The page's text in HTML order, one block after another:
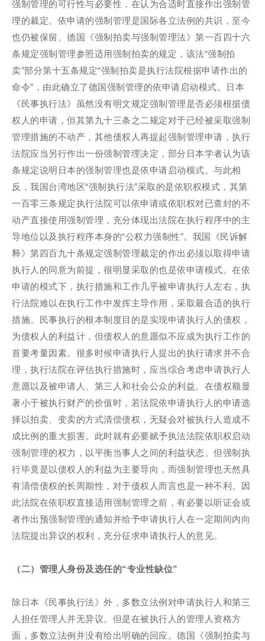
强制管理的可行性与必要性，在认为合适时直接作出强制管
理的裁定。依申请的强制管理是国际各立法例的共识，至今
也仍被保留。德国《强制拍卖与强制管理法》第一百四十六
条规定强制管理参照适用强制拍卖的规定，该法“强制拍
卖”部分第十五条规定“强制拍卖是执行法院根据申请作出的
命令”，由此确立了德国强制管理的依申请启动模式。日本
《民事执行法》虽然没有明文规定强制管理是否必须根据债
权人的申请，但其第九十三条之二规定对于已经被采取强制
管理措施的不动产，其他债权人再提起强制管理申请，执行
法院应当另行作出一份强制管理决定，部分日本学者认为该
条规定说明日本的强制管理也是依申请启动模式。与此相
反，我国台湾地区“强制执行法”采取的是依职权模式，其第
一百零三条规定执行法院可以依申请或依职权对已查封的不
动产直接使用强制管理，充分体现出法院在执行程序中的主
导地位以及执行程序本身的“公权力强制性”。我国《民诉解
释》第四百九十条规定强制管理裁定的作出必须以取得申请
执行人的同意为前提，很明显采取的也是依申请模式。在依
申请的模式下，执行措施和工作几乎被申请执行人左右，执
行法院难以在执行工作中发挥主导作用，采取最合适的执行
措施。民事执行的根本制度目的是实现申请执行人的债权，
为债权人的利益计，但债权人的意愿似不应成为执行工作的
首要考量因素。很多时候申请执行人提出的执行请求并不合
理，执行法院在评估执行措施时，应当综合考虑申请执行人
意愿以及被申请人、第三人和社会公众的利益。在债权额显
著小于被执行财产的价值时，若法院依申请执行人的申请选
择以拍卖、变卖的方式清偿债权，无疑会对被执行人造成不
成比例的重大损害。此时就有必要赋予执法法院依职权启动
强制管理的权力，以平衡当事人之间的利益状态。但强制执
行毕竟是以债权人的利益为主要导向，而强制管理也天然具
有清偿债权的长周期性，对于债权人而言也是一种不利。因
此法院在依职权直接适用强制管理之前，有必要以听证会或
者作出预强制管理的通知并给予申请执行人在一定期间内向
法院提出异议的权利，充分征求申请执行人的意见。
（二）管理人身份及选任的“专业性缺位”
除日本《民事执行法》外，多数立法例对申请执行人和第三
人担任管理人并无异议。但是在被执行人的管理人资格方
面，多数立法例并没有给出明确的回应。德国《强制拍卖与